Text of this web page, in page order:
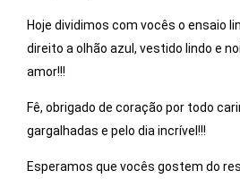
Hoje dividimos com vocês o ensaio
direito a olhão azul, vestido lindo e
amor!!!
Fê, obrigado de coração por todo
gargalhadas e pelo dia incrível!!!
Esperamos que vocês gostem do